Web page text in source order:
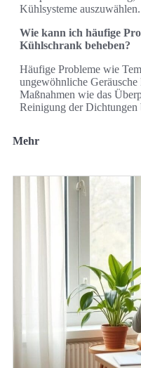
Kühlsysteme auszuwählen.
Wie kann ich häufige
Kühlschrank beheben?
Häufige Probleme wie
ungewöhnliche
Maßnahmen wie das
Reinigung der Dichtungen
Mehr